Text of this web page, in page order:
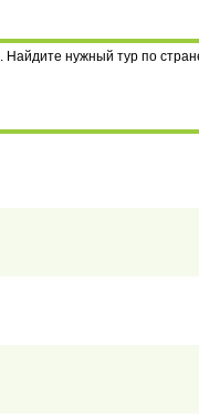
. Найдите нужный тур по